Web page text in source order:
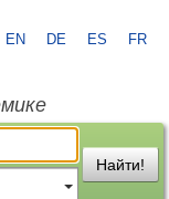
EN DE ES FR
Найти!